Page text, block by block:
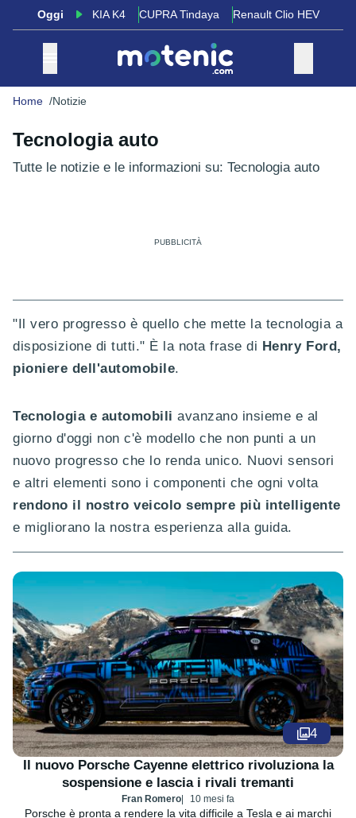
Oggi KIA K4 CUPRA Tindaya Renault Clio HEV
Home Notizie
Tecnologia auto
Tutte le notizie e le informazioni su: Tecnologia auto
"Il vero progresso è quello che mette la tecnologia a
disposizione di tutti." È la nota frase di Henry Ford,
pioniere dell'automobile.
Tecnologia e automobili avanzano insieme e al
giorno d'oggi non c'è modello che non punti a un
nuovo progresso che lo renda unico. Nuovi sensori
e altri elementi sono i componenti che ogni volta
rendono il nostro veicolo sempre più intelligente
e migliorano la nostra esperienza alla guida.
4
Il nuovo Porsche Cayenne elettrico rivoluziona la
sospensione e lascia i rivali tremanti
Fran Romero 10 mesi fa
Porsche è pronta a rendere la vita difficile a Tesla e ai marchi